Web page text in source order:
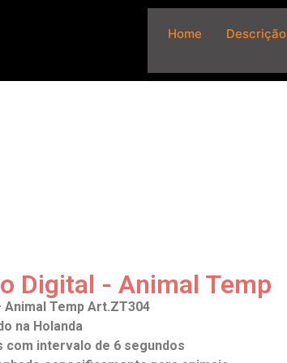
Home Descrição
Digital - Animal Temp
Temp Art.ZT304
na Holanda
com intervalo de 6 segundos